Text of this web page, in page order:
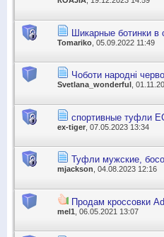
Шикарные ботинки
Tomariko , 05.09.2022 11:49
Чоботи народні
Svetlana_wonderful ,
спортивные туфли
ex-tiger , 07.05.2023 13:34
Туфли мужские,
mjackson , 04.08.2023 12:16
Продам кроссовки
mel1 , 06.05.2021 13:07